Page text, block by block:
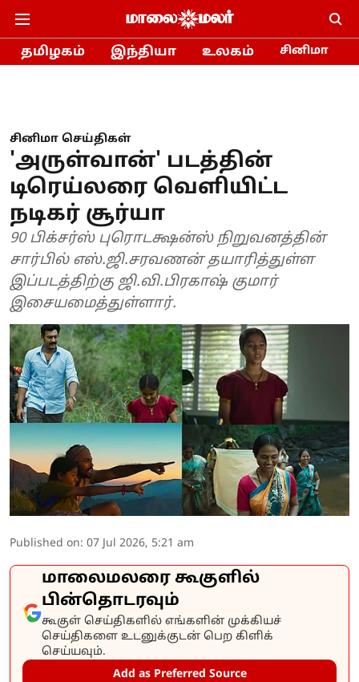
தமிழகம் இந்தியா உலகம் சினிமா
சினிமா செய்திகள்
'அருள்வான்' படத்தின்
டிரெய்லரை வெளியிட்ட
நடிகர் சூர்யா
90 பிக்சர்ஸ் புரொடக்ஷன்ஸ் நிறுவனத்தின்
சார்பில் எஸ்.ஜி.சரவணன் தயாரித்துள்ள
இப்படத்திற்கு ஜி.வி.பிரகாஷ் குமார்
இசையமைத்துள்ளார்.
Published on: 07 Jul 2026, 5:21 am
மாலைமலரை கூகுளில்
பின்தொடரவும்
கூகுள் செய்திகளில் எங்களின் முக்கியச்
செய்திகளை உடனுக்குடன் பெற கிளிக்
செய்யவும்.
Add as Preferred Source